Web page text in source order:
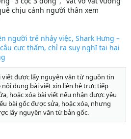
chịu cảnh người thân xem
người trẻ nhảy việc, Shark Hưng –
cực thấm, chỉ ra suy nghĩ tai hại
viết được lấy nguyên văn từ nguồn tin
nội dung bài viết xin liên hệ trực tiếp
hoặc xóa bài viết nếu nhận được yêu
bài gốc được sửa, hoặc xóa, nhưng
lấy nguyên văn từ bản gốc.